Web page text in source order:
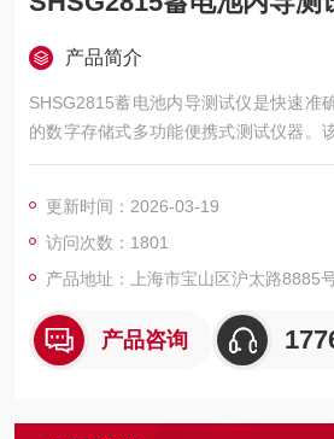
产品简介
SHSG2815蓄电池内导测试仪是快速准
的数字存储式多功能便携式测试仪器。
显示并记录多组电池电压、电导或内阻
分析软件一起构成智能测试设备，进一
并提前报警，以利于工程技术及管理人员
更新时间：2026-03-19
访问次数：1801
产品地址：上海市宝山区沪太路8885
产品咨询